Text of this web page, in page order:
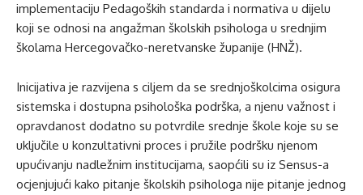
implementaciju Pedagoških standarda i normativa u dijelu
koji se odnosi na angažman školskih psihologa u srednjim
školama Hercegovačko-neretvanske županije (HNŽ).
Inicijativa je razvijena s ciljem da se srednjoškolcima osigura
sistemska i dostupna psihološka podrška, a njenu važnost i
opravdanost dodatno su potvrdile srednje škole koje su se
uključile u konzultativni proces i pružile podršku njenom
upućivanju nadležnim institucijama, saopćili su iz Sensus-a
ocjenjujući kako pitanje školskih psihologa nije pitanje jednog